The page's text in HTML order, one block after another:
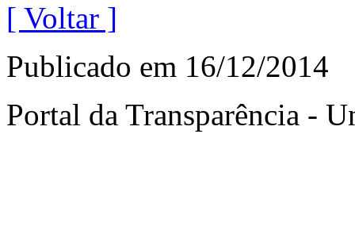
[ Voltar ]
Publicado em 16/12/2014
Portal da Transparência -